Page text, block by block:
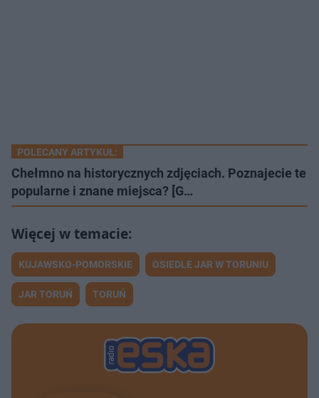
POLECANY ARTYKUŁ:
Chełmno na historycznych zdjęciach. Poznajecie te
popularne i znane miejsca? [G…
KUJAWSKO-POMORSKIE OSIEDLE JAR W TORUNIU
JAR TORUŃ TORUŃ